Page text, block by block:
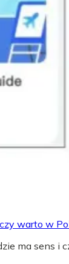
warto w
ma sens i